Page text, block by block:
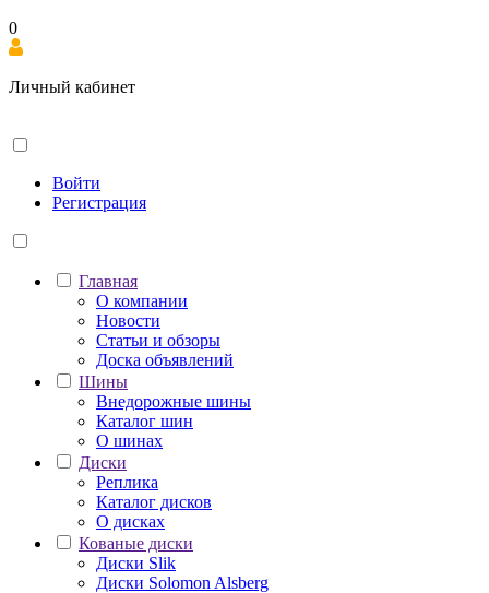
0
Личный кабинет
Войти
Регистрация
Главная
О компании
Новости
Статьи и обзоры
Доска объявлений
Шины
Внедорожные шины
Каталог шин
О шинах
Диски
Реплика
Каталог дисков
О дисках
Кованые диски
Диски Slik
Диски Solomon Alsberg